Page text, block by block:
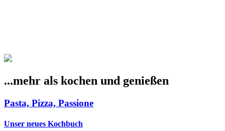
...mehr als kochen und genießen
Pasta, Pizza, Passione
Unser neues Kochbuch